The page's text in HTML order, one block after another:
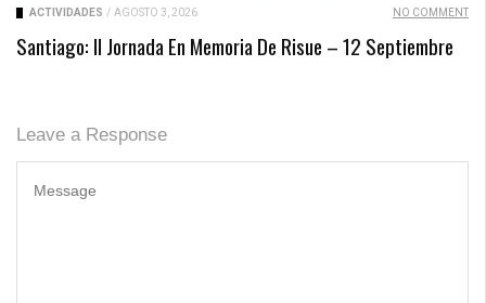
ACTIVIDADES / AGOSTO 3, 2026 NO COMMENT
Santiago: II Jornada En Memoria De Risue – 12 Septiembre
Leave a Response